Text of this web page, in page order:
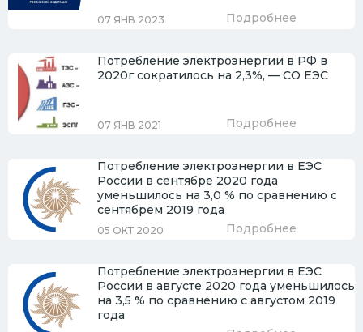
07 ЯНВ 2023 Подробнее
Потребление электроэнергии в РФ в
2020г сократилось на 2,3%, — СО ЕЭС
07 ЯНВ 2021 Подробнее
Потребление электроэнергии в ЕЭС
России в сентябре 2020 года
уменьшилось на 3,0 % по сравнению с
сентябрем 2019 года
05 ОКТ 2020 Подробнее
Потребление электроэнергии в ЕЭС
России в августе 2020 года уменьшилось
на 3,5 % по сравнению с августом 2019
года